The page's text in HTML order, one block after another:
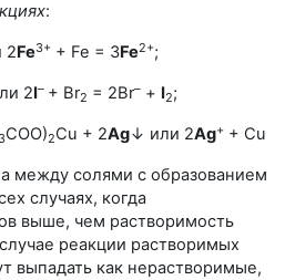
:
2Fe3+ + Fe = 3Fe2+;
2I– + Br2 = 2Br– + I2;
3COO)2Cu + 2Ag↓ или 2Ag+ + Cu =
между солями с образованием
случаях, когда
выше, чем растворимость
реакции растворимых
выпадать как нерастворимые,